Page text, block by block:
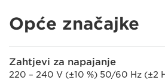
Opće značajke
Zahtjevi za napajanje
220 – 240 V (±10 %) 50/60 Hz (±2